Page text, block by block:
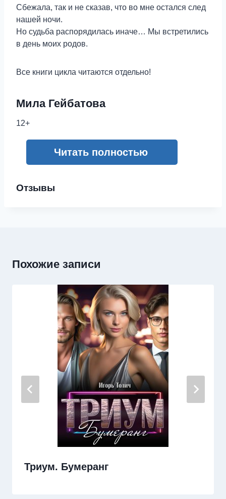
Сбежала, так и не сказав, что во мне остался след
нашей ночи.
Но судьба распорядилась иначе… Мы встретились
в день моих родов.
Все книги цикла читаются отдельно!
Мила Гейбатова
12+
Читать полностью
Отзывы
Похожие записи
Триум. Бумеранг